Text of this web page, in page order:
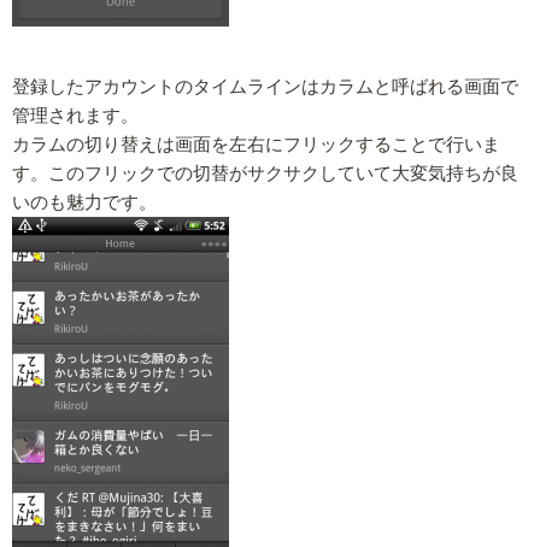
登録したアカウントのタイムラインはカラムと呼ばれる画面で
管理されます。
カラムの切り替えは画面を左右にフリックすることで行いま
す。このフリックでの切替がサクサクしていて大変気持ちが良
いのも魅力です。